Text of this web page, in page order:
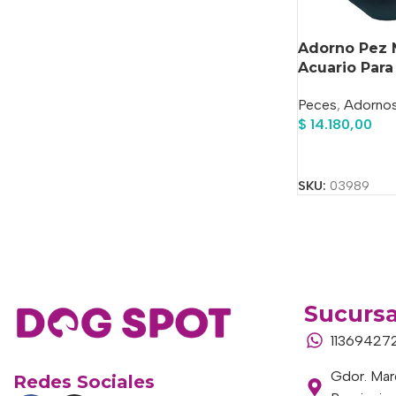
Adorno Pez
Acuario
Peces,
$ 14.180,00
SKU: 03989
Redes Sociales
Gdor.